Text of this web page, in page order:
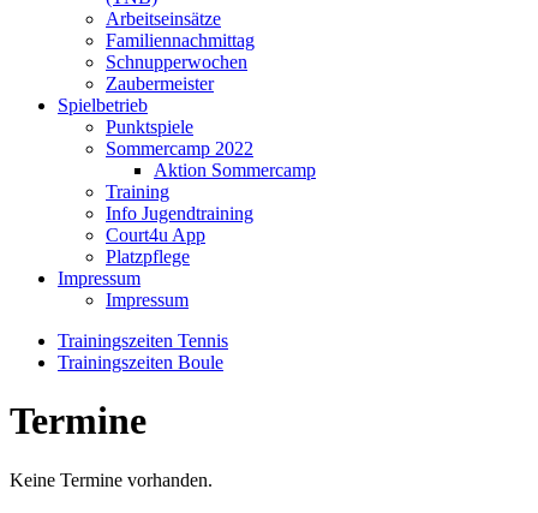
Arbeitseinsätze
Familiennachmittag
Schnupperwochen
Zaubermeister
Spielbetrieb
Punktspiele
Sommercamp 2022
Aktion Sommercamp
Training
Info Jugendtraining
Court4u App
Platzpflege
Impressum
Impressum
Trainingszeiten Tennis
Trainingszeiten Boule
Termine
Keine Termine vorhanden.